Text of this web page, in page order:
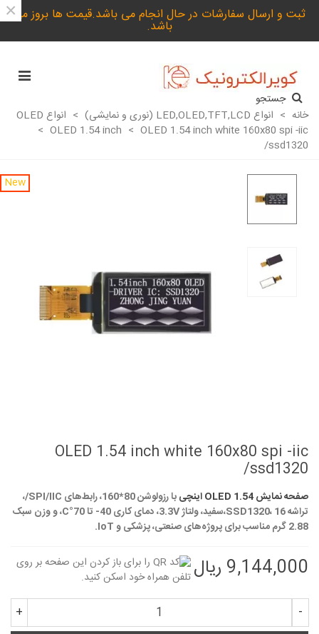
ثبت و ارسال سفارشات در حال انجام می باشد.قیمت ها بروز می
باشد.
×
جستجو
خانه > انواع LED,OLED,TFT,LCD (نوری و نمایشی) > انواع OLED
> OLED 1.54 inch > OLED 1.54 inch white 160x80 spi -iic
/ssd1320
New
OLED 1.54 inch white 160x80 spi -iic
/ssd1320
صفحه نمایش OLED 1.54 اینچی
با رزولوشن 80*160، رابط‌های SPI/IIC/،
تراشه SSD1320، 16،سفید، ولتاژ 3.3V، دمای کاری 40- تا 70°C، و وزن سبک
2.88 گرم مناسب برای پروژه‌های صنعتی، پزشکی و IoT.
9,144,000 ریال
-
+